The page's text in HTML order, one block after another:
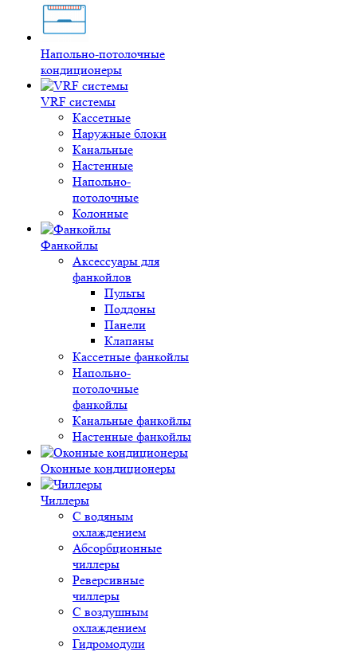
Напольно-потолочные
кондиционеры
VRF системы
Кассетные
Наружные блоки
Канальные
Настенные
Напольно-
потолочные
Колонные
Фанкойлы
Аксессуары для
фанкойлов
Пульты
Поддоны
Панели
Клапаны
Кассетные фанкойлы
Напольно-
потолочные
фанкойлы
Канальные фанкойлы
Настенные фанкойлы
Оконные кондиционеры
Чиллеры
С водяным
охлаждением
Абсорбционные
чиллеры
Реверсивные
чиллеры
С воздушным
охлаждением
Гидромодули